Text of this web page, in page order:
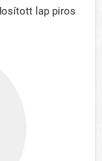
lap piros